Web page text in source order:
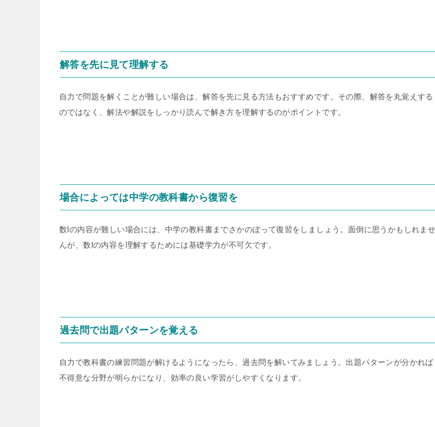
解答を先に見て理解する
自力で問題を解くことが難しい場合は、解答を先に見る方法もおすすめです。その際、解答を丸覚えする
のではなく、解法や解説をしっかり読んで解き方を理解するのがポイントです。
場合によっては中学の教科書から復習を
数Iの内容が難しい場合には、中学の教科書までさかのぼって復習をしましょう。面倒に思うかもしれま
んが、数Iの内容を理解するためには基礎学力が不可欠です。
過去問で出題パターンを覚える
自力で教科書の練習問題が解けるようになったら、過去問を解いてみましょう。出題パターンが分かれば
不得意な分野が明らかになり、効率の良い学習がしやすくなります。